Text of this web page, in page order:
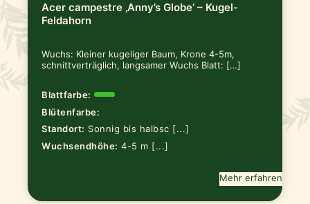
Acer campestre ‚Anny’s Globe‘ – Kugel-
Feldahorn
Wuchs: Kleiner kugeliger Baum, Krone 4-5m,
schnittverträglich, langsamer Wuchs Blatt: […]
Blattfarbe:
Blütenfarbe:
Standort: Sonnig bis halbsc [...]
Wuchsendhöhe: 4-5 m [...]
Mehr erfahren